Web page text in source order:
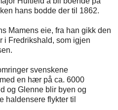
hans bodde der til 1862.
Mamens eie, fra han gikk den
i Fredrikshald, som igjen
svenskene
en hær på ca. 6000
og Glenne blir byen og
haldensere flykter til